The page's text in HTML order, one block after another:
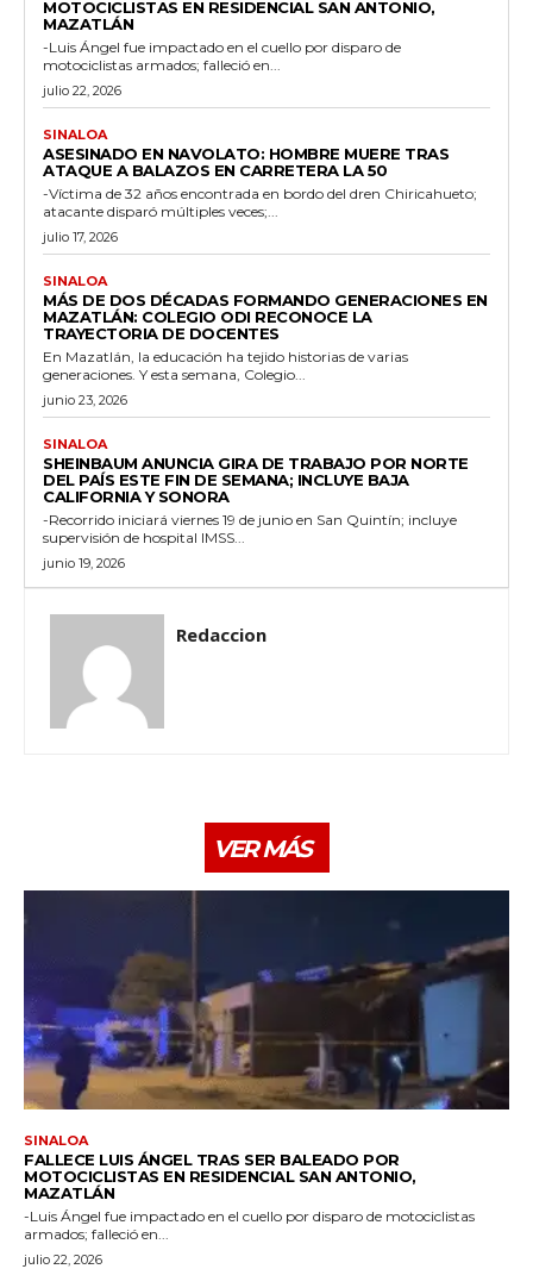
MOTOCICLISTAS EN RESIDENCIAL SAN ANTONIO,
MAZATLÁN
-Luis Ángel fue impactado en el cuello por disparo de
motociclistas armados; falleció en...
julio 22, 2026
SINALOA
ASESINADO EN NAVOLATO: HOMBRE MUERE TRAS
ATAQUE A BALAZOS EN CARRETERA LA 50
-Víctima de 32 años encontrada en bordo del dren Chiricahueto;
atacante disparó múltiples veces;...
julio 17, 2026
SINALOA
MÁS DE DOS DÉCADAS FORMANDO GENERACIONES EN
MAZATLÁN: COLEGIO ODI RECONOCE LA
TRAYECTORIA DE DOCENTES
En Mazatlán, la educación ha tejido historias de varias
generaciones. Y esta semana, Colegio...
junio 23, 2026
SINALOA
SHEINBAUM ANUNCIA GIRA DE TRABAJO POR NORTE
DEL PAÍS ESTE FIN DE SEMANA; INCLUYE BAJA
CALIFORNIA Y SONORA
-Recorrido iniciará viernes 19 de junio en San Quintín; incluye
supervisión de hospital IMSS...
junio 19, 2026
Redaccion
VER MÁS
SINALOA
FALLECE LUIS ÁNGEL TRAS SER BALEADO POR
MOTOCICLISTAS EN RESIDENCIAL SAN ANTONIO,
MAZATLÁN
-Luis Ángel fue impactado en el cuello por disparo de motociclistas
armados; falleció en...
julio 22, 2026